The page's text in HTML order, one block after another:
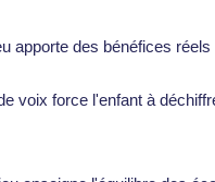
apporte des bénéfices réels
voix force l'enfant à